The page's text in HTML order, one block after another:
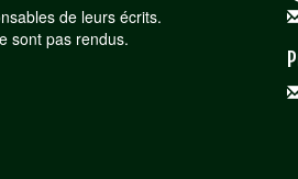
de leurs écrits.
sont pas rendus.